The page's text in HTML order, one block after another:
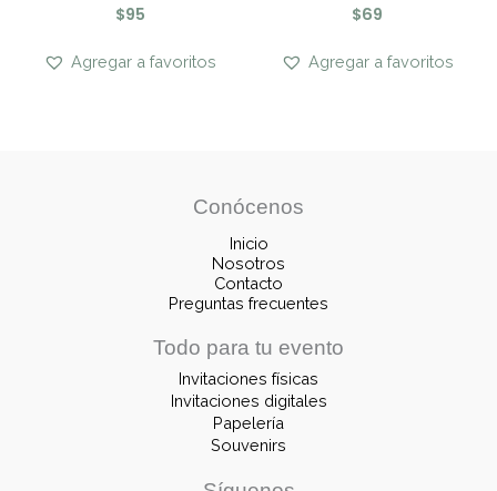
$95
Agregar a favoritos
$69
Agregar a favoritos
Conócenos
Inicio
Nosotros
Contacto
Preguntas frecuentes
Todo para tu evento
Invitaciones físicas
Invitaciones digitales
Papelería
Souvenirs